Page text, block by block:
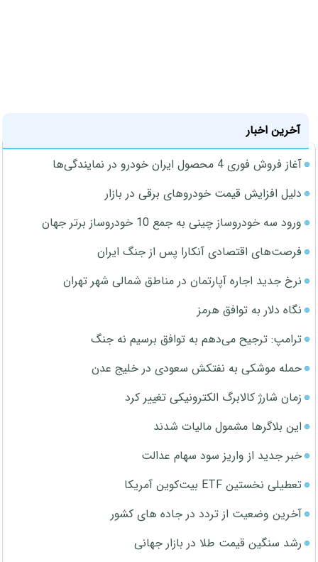
آخرین اخبار
آغاز فروش فوری 4 محصول ایران خودرو در نمایندگی‌ها
دلیل افزایش قیمت خودروهای برقی در بازار
ورود سه خودروساز چینی به جمع 10 خودروساز برتر جهان
فرصت‌های اقتصادی آنکارا پس از جنگ ایران
نرخ جدید اجاره آپارتمان در مناطق شمالی شهر تهران
نگاه دلار به توافق هرمز
ترامپ: ترجیح می‌دهم به توافق برسیم نه جنگ
حمله موشکی به نفتکش سعودی در خلیج عدن
زمان شارژ کالابرگ الکترونیکی تغییر کرد
این بلاگرها مشمول مالیات شدند
خبر جدید از واریز سود سهام عدالت
تعطیلی نخستین ETF بیت‌کوین آمریکا
آخرین وضعیت از تردد در جاده های کشور
رشد سنگین قیمت طلا در بازار جهانی